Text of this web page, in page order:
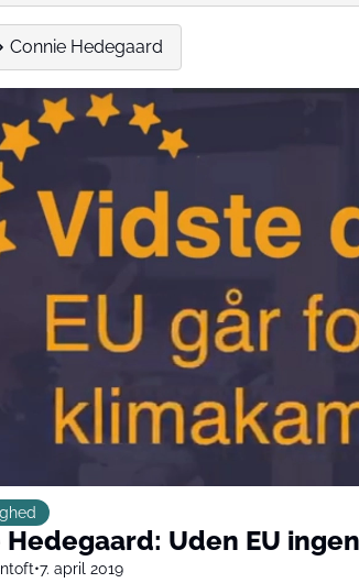
Connie Hedegaard
Hedegaard: Uden EU
•7. april 2019